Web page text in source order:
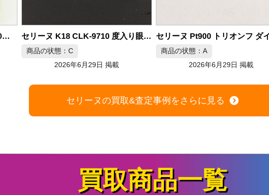
セリーヌ K18 CLK-9710 度入り眼鏡 メガネ セリーヌ Pt900 トリオンフ ダイヤ ネックレス
商品の状態：A
2026年6月29日 掲載
商品の状態：A
2026年6月29日 掲載
セリーヌの買取&査定事例をさらに見る
買取商品一覧